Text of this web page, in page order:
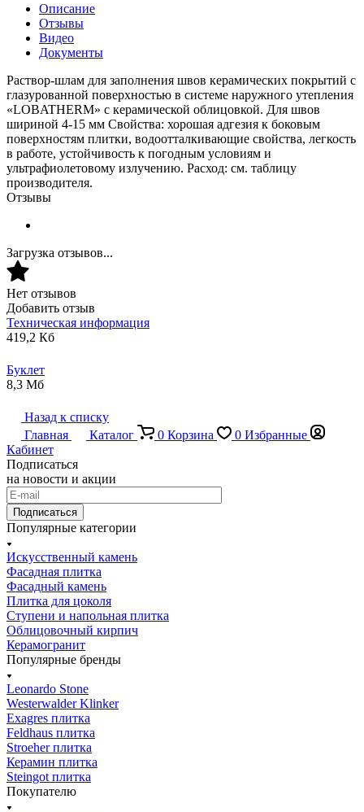
Описание
Отзывы
Видео
Документы
Раствор-шлам для заполнения швов керамических покрытий с
глазурованной поверхностью в системе наружного утепления
«LOBATHERM» с керамической облицовкой. Для швов
шириной 4-15 мм Свойства: хорошая адгезия к боковым
поверхностям плитки, водоотталкивающие свойства, легкость
в работе, устойчивость к погодным условиям и
ультрафиолетовому излучению. Расход: см. таблицу
производителя.
Отзывы
Загрузка отзывов...
Нет отзывов
Добавить отзыв
Техническая информация
419,2 Кб
Буклет
8,3 Мб
Назад к списку
Главная
Каталог 0 Корзина 0 Избранные
Кабинет
Подписаться
на новости и акции
Подписаться
Популярные категории
Искусственный камень
Фасадная плитка
Фасадный камень
Плитка для цоколя
Ступени и напольная плитка
Облицовочный кирпич
Керамогранит
Популярные бренды
Leonardo Stone
Westerwalder Klinker
Exagres плитка
Feldhaus плитка
Stroeher плитка
Керамин плитка
Steingot плитка
Покупателю